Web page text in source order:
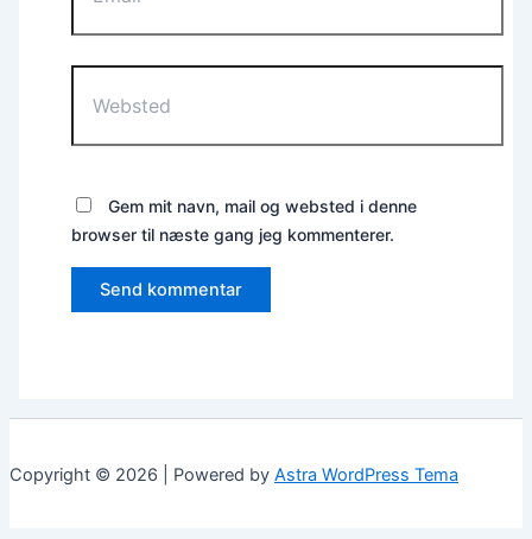
Gem mit navn, mail og websted i denne
browser til næste gang jeg kommenterer.
Copyright © 2026 | Powered by Astra WordPress Tema